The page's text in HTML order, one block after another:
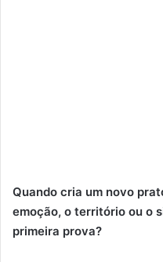
Quando cria um novo
emoção, o território ou o
primeira prova?